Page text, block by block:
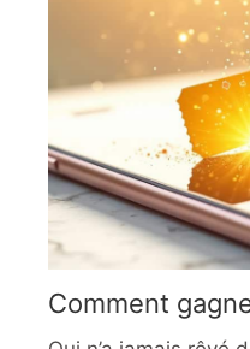
n’est plus une
académique, mais
stratégique utilisé
organisations les
pour anticiper les
Comment
jeux concours